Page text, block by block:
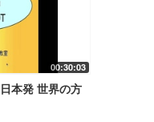
00:30:03
本発 世界の方